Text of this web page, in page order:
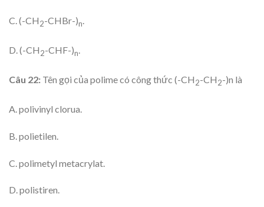
C. (-CH2-CHBr-)n.
D. (-CH2-CHF-)n.
Câu 22: Tên gọi của polime có công thức (-CH2-CH2-)n là
A. polivinyl clorua.
B. polietilen.
C. polimetyl metacrylat.
D. polistiren.